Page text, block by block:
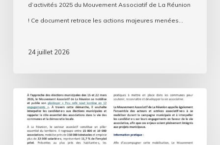
d’activités 2025 du Mouvement Associatif de La Réunion
! Ce document retrace les actions majeures menées…
24 juillet 2026
Municipales
2026